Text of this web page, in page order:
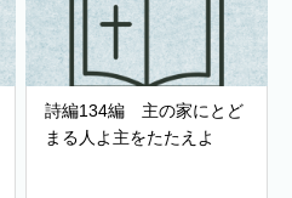
詩編134編 主の家にとど
まる人よ主をたたえよ